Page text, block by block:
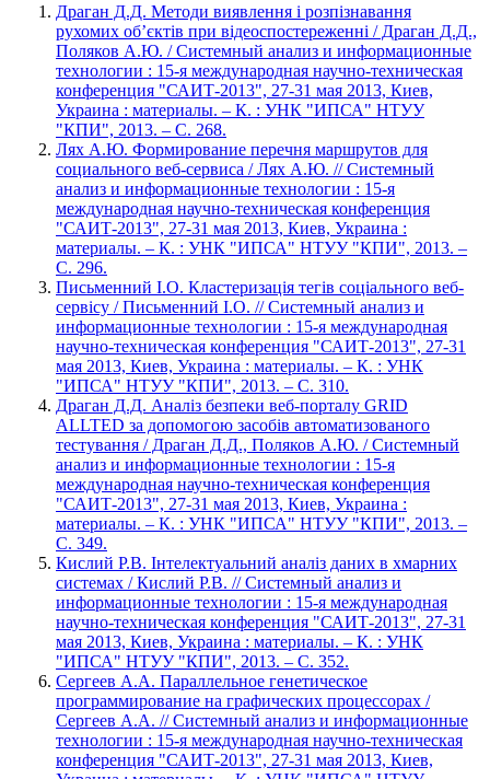
Драган Д.Д. Методи виявлення i розпiзнавання
рухомих об’єктiв при вiдеоспостереженнi / Драган Д.Д.,
Поляков А.Ю. / Системный анализ и информационные
технологии : 15-я международная научно-техническая
конференция "САИТ-2013", 27-31 мая 2013, Киев,
Украина : материалы. – К. : УНК "ИПСА" НТУУ
"КПИ", 2013. – С. 268.
Лях А.Ю. Формирование перечня маршрутов для
социального веб-сервиса / Лях А.Ю. // Системный
анализ и информационные технологии : 15-я
международная научно-техническая конференция
"САИТ-2013", 27-31 мая 2013, Киев, Украина :
материалы. – К. : УНК "ИПСА" НТУУ "КПИ", 2013. –
С. 296.
Письменний І.О. Кластеризацiя тегiв соцiального веб-
сервiсу / Письменний І.О. // Системный анализ и
информационные технологии : 15-я международная
научно-техническая конференция "САИТ-2013", 27-31
мая 2013, Киев, Украина : материалы. – К. : УНК
"ИПСА" НТУУ "КПИ", 2013. – С. 310.
Драган Д.Д. Аналiз безпеки веб-порталу GRID
ALLTED за допомогою засобiв автоматизованого
тестування / Драган Д.Д., Поляков А.Ю. / Системный
анализ и информационные технологии : 15-я
международная научно-техническая конференция
"САИТ-2013", 27-31 мая 2013, Киев, Украина :
материалы. – К. : УНК "ИПСА" НТУУ "КПИ", 2013. –
С. 349.
Кислий Р.В. Iнтелектуальний аналiз даних в хмарних
системах / Кислий Р.В. // Системный анализ и
информационные технологии : 15-я международная
научно-техническая конференция "САИТ-2013", 27-31
мая 2013, Киев, Украина : материалы. – К. : УНК
"ИПСА" НТУУ "КПИ", 2013. – С. 352.
Сергеев А.А. Параллельное генетическое
программирование на графических процессорах /
Сергеев А.А. // Системный анализ и информационные
технологии : 15-я международная научно-техническая
конференция "САИТ-2013", 27-31 мая 2013, Киев,